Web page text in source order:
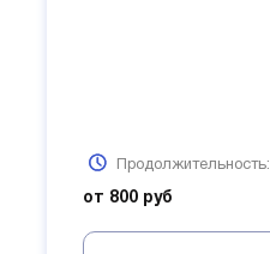
Продолжительность:
от 800 руб